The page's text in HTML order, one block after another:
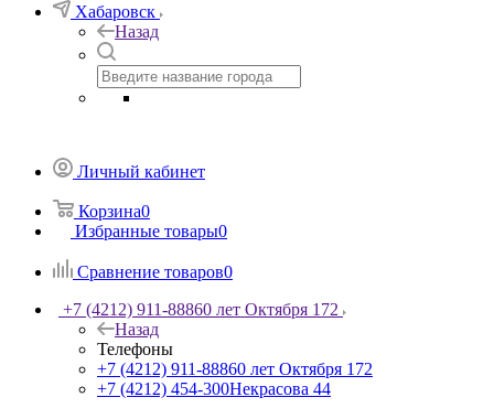
Хабаровск
Назад
Личный кабинет
Корзина0
Избранные товары0
Сравнение товаров0
+7 (4212) 911-88860 лет Октября 172
Назад
Телефоны
+7 (4212) 911-88860 лет Октября 172
+7 (4212) 454-300Некрасова 44